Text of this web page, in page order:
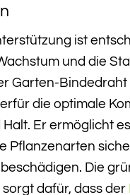
ist
und die
Garten-Bindedraht
die optimale
Halt. Er ermöglicht
Pflanzenarten
Die
dafür, dass der